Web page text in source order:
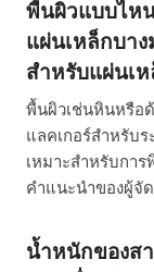
พื้นผิวแบบไห
แผ่นเหล็กบา
สำหรับแผ่นเห
พื้นผิวเช่นหินหรือ
แลคเกอร์สำหรับ
เหมาะสำหรับกา
คำแนะนำของผู้จั
น้ำหนักของส